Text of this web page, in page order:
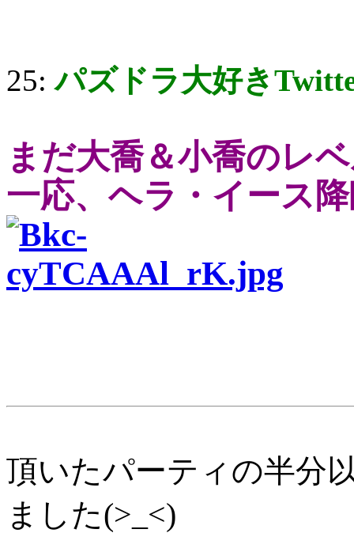
25:パズドラ大好き
まだ大喬＆小喬のレ
一応、ヘラ・イース
頂いたパーティの半分
ました(>_<)